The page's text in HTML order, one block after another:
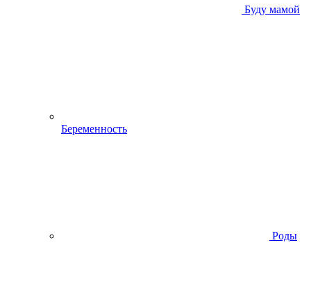
Буду мамой
Беременность
Роды